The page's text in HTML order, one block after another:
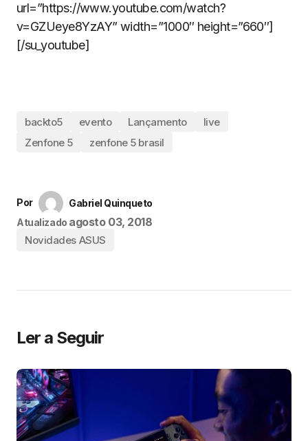
url=”https://www.youtube.com/watch?
v=GZUeye8YzAY” width=”1000″ height=”660″]
[/su_youtube]
backto5 evento Lançamento
live
Zenfone 5
zenfone 5 brasil
Por
Gabriel Quinqueto
Atualizado agosto 03, 2018
Novidades ASUS
Ler a Seguir